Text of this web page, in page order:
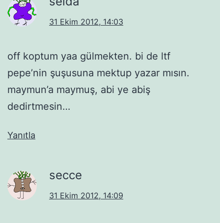
31 Ekim 2012, 14:03
off koptum yaa gülmekten. bi de ltf
pepe’nin şuşusuna mektup yazar mısın.
maymun’a maymuş, abi ye abiş
dedirtmesin…
Yanıtla
secce
31 Ekim 2012, 14:09